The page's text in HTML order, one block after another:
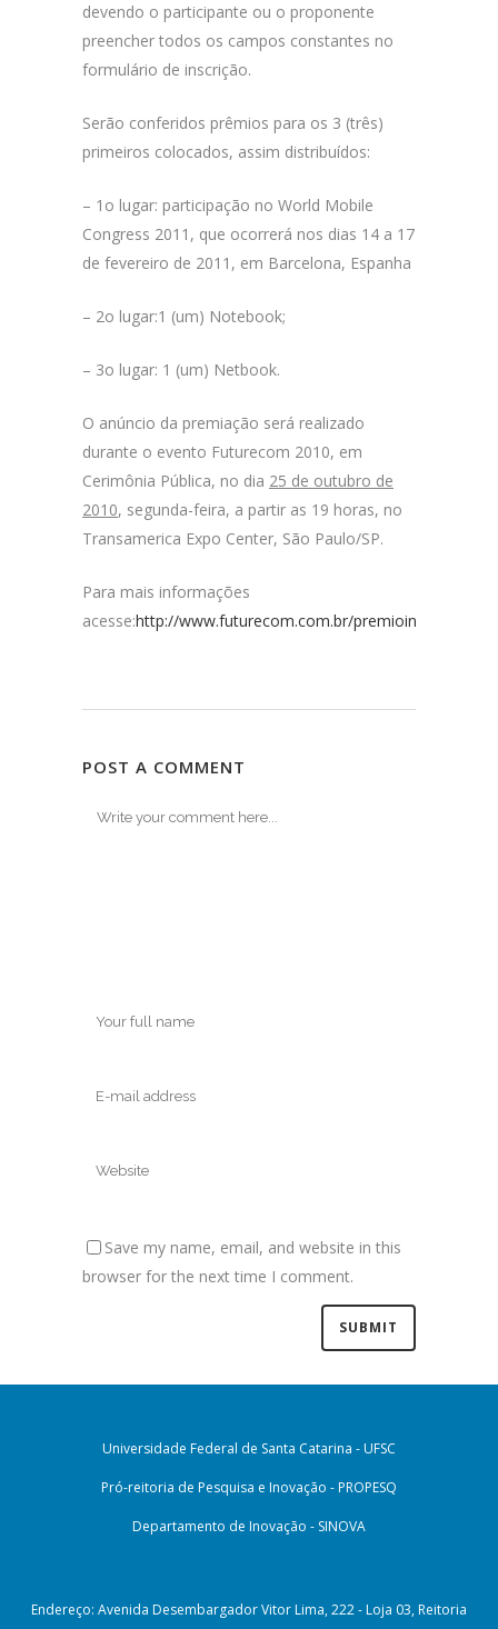
devendo o participante ou o proponente
preencher todos os campos constantes no
formulário de inscrição.
Serão conferidos prêmios para os 3 (três)
primeiros colocados, assim distribuídos:
– 1o lugar: participação no World Mobile
Congress 2011, que ocorrerá nos dias 14 a 17
de fevereiro de 2011, em Barcelona, Espanha
– 2o lugar:1 (um) Notebook;
– 3o lugar: 1 (um) Netbook.
O anúncio da premiação será realizado
durante o evento Futurecom 2010, em
Cerimônia Pública, no dia 25 de outubro de
2010, segunda-feira, a partir as 19 horas, no
Transamerica Expo Center, São Paulo/SP.
Para mais informações
acesse:http://www.futurecom.com.br/
POST A COMMENT
Save my name, email, and website in this
browser for the next time I comment.
Universidade Federal de Santa Catarina - UFSC
Pró-reitoria de Pesquisa e Inovação - PROPESQ
Departamento de Inovação - SINOVA
Endereço: Avenida Desembargador Vitor Lima, 222 - Loja 03, Reitoria